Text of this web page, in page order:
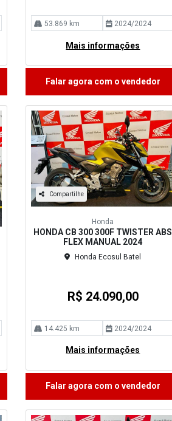
53.869 km 2024/2024
Mais informações
Falar agora com o vendedor
Compartilhe
Honda
HONDA CB 300 300F TWISTER ABS
FLEX MANUAL 2024
Honda Ecosul Batel
R$ 24.090,00
14.425 km 2024/2024
Mais informações
Falar agora com o vendedor